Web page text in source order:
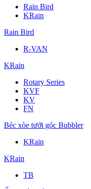
Rain Bird
KRain
Rain Bird
R-VAN
KRain
Rotary Series
KVF
KV
FN
Béc xòe tưới góc Bubbler
KRain
KRain
TB